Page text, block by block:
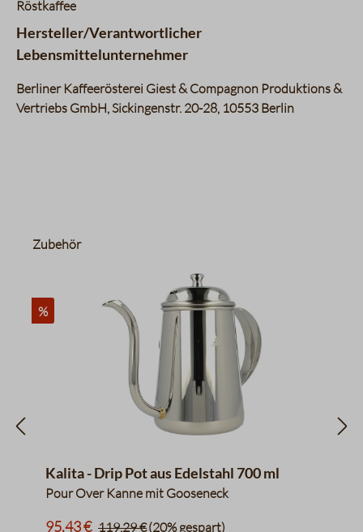
Röstkaffee
Hersteller/Verantwortlicher
Lebensmittelunternehmer
Berliner Kaffeerösterei Giest & Compagnon Produktions &
Vertriebs GmbH, Sickingenstr. 20-28, 10553 Berlin
Produktgalerie überspringen
Zubehör
%
Kalita - Drip Pot aus Edelstahl 700 ml
Pour Over Kanne mit Gooseneck
95,43 € 119,29 €(20% gespart)